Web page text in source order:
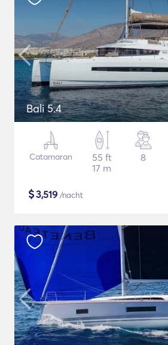
Bali 5.4
Catamaran
55 ft
17 m
8
$3,519 /nacht